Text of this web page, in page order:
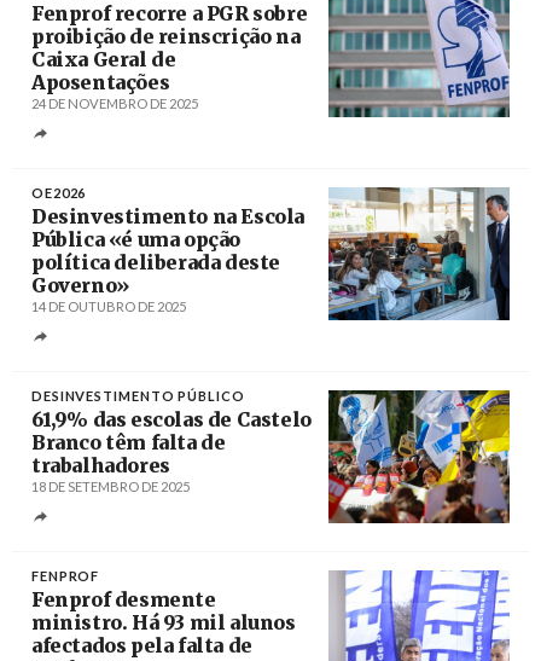
Fenprof recorre a PGR sobre
proibição de reinscrição na
Caixa Geral de
Aposentações
24 DE NOVEMBRO DE 2025
OE2026
Desinvestimento na Escola
Pública «é uma opção
política deliberada deste
Governo»
14 DE OUTUBRO DE 2025
DESINVESTIMENTO PÚBLICO
61,9% das escolas de Castelo
Branco têm falta de
trabalhadores
18 DE SETEMBRO DE 2025
FENPROF
Fenprof desmente
ministro. Há 93 mil alunos
afectados pela falta de